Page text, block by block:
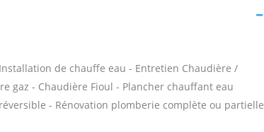
de chauffe eau - Entretien Chaudière /
gaz - Chaudière Fioul - Plancher chauffant eau
- Rénovation plomberie complète ou partielle